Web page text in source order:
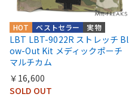
実物
ベストセラー
HOT
LBT LBT-9022R ストレッチ Bl
ow-Out Kit メディックポーチ
マルチカム
￥16,600
SOLD OUT